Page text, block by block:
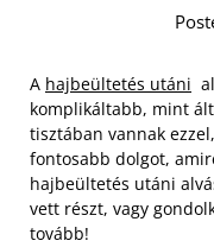
A hajbeültetés utáni
komplikáltabb, mint
tisztában vannak
fontosabb dolgot,
hajbeültetés utáni
vett részt, vagy
tovább!